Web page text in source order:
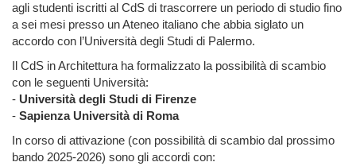
agli studenti iscritti al CdS di trascorrere un periodo di studio fino
a sei mesi presso un Ateneo italiano che abbia siglato un
accordo con l’Università degli Studi di Palermo.
Il CdS in Architettura ha formalizzato la possibilità di scambio
con le seguenti Università:
- Università degli Studi di Firenze
- Sapienza Università di Roma
In corso di attivazione (con possibilità di scambio dal prossimo
bando 2025-2026) sono gli accordi con: